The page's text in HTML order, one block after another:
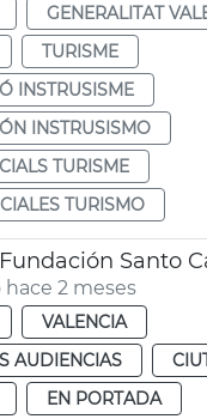
GENERALITAT
TURISME
INSTRUSISME
INSTRUSISMO
TURISME
TURISMO
Santo
2 meses
VALENCIA
AUDIENCIAS
EN PORTADA